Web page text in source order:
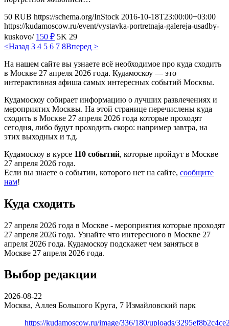
50 RUB https://schema.org/InStock 2016-10-18T23:00:00+03:00
https://kudamoscow.ru/event/vystavka-portretnaja-galereja-usadby-
kuskovo/ 150 ₽ 5K 29
<Назад 3 4 5 6 7 8Вперед >
На нашем сайте вы узнаете всё необходимое про куда сходить
в Москве 27 апреля 2026 года. Кудамоскоу — это
интерактивная афиша самых интересных событий Москвы.
Кудамоскоу собирает информацию о лучших развлечениях и
мероприятих Москвы. На этой странице перечислены куда
сходить в Москве 27 апреля 2026 года которые проходят
сегодня, либо будут проходить скоро: например завтра, на
этих выходных и т.д.
Кудамоскоу в курсе 110 событий, которые пройдут в Москве
27 апреля 2026 года.
Если вы знаете о событии, которого нет на сайте, сообщите
нам!
Куда сходить
27 апреля 2026 года в Москве - мероприятия которые проходят
27 апреля 2026 года. Узнайте что интересного в Москве 27
апреля 2026 года. Кудамоскоу подскажет чем заняться в
Москве 27 апреля 2026 года.
Выбор редакции
2026-08-22
Москва, Аллея Большого Круга, 7 Измайловский парк
https://kudamoscow.ru/image/336/180/uploads/